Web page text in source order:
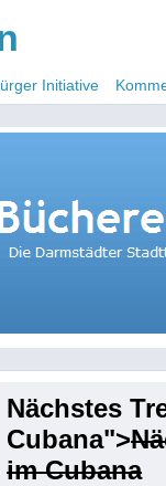
Initiative
Nächstes
Cubana">
im Cubana